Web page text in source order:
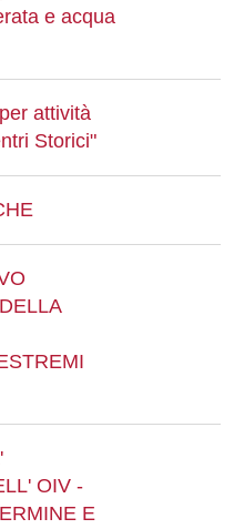
e acqua
attività
Storici"
OIV -
E